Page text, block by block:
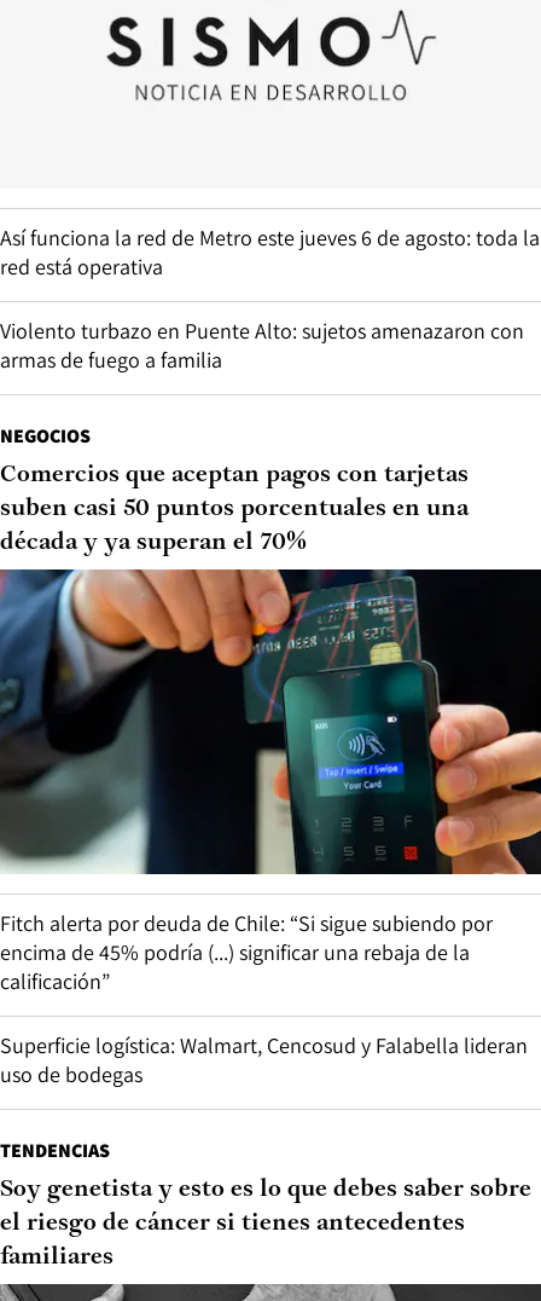
Así funciona la red de Metro este jueves 6 de agosto: toda la
red está operativa
Violento turbazo en Puente Alto: sujetos amenazaron con
armas de fuego a familia
NEGOCIOS
Comercios que aceptan pagos con tarjetas
suben casi 50 puntos porcentuales en una
década y ya superan el 70%
Fitch alerta por deuda de Chile: “Si sigue subiendo por
encima de 45% podría (...) significar una rebaja de la
calificación”
Superficie logística: Walmart, Cencosud y Falabella lideran
uso de bodegas
TENDENCIAS
Soy genetista y esto es lo que debes saber sobre
el riesgo de cáncer si tienes antecedentes
familiares